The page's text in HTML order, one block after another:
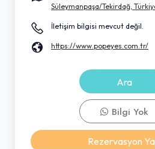
Süleymanpaşa/Tekirdağ,
İletişim bilgisi mevcut değil.
https://www.popeyes.com.tr/
Ara
Bilgi Yok
Rezervasyon